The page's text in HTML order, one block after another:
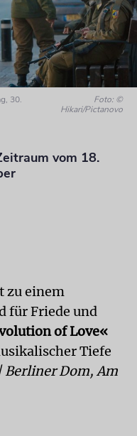
30.
Foto: ©
Hikari/Pictanovo
vom 18.
zu einem
für Friede und
of Love«
Tiefe
Berliner Dom, Am